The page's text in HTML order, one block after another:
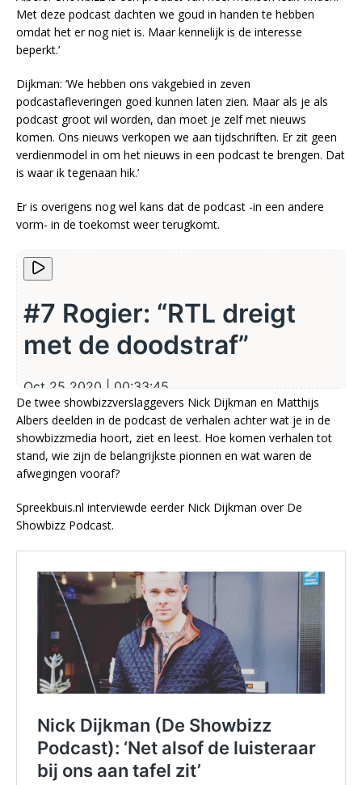
Met deze podcast dachten we goud in handen te hebben
omdat het er nog niet is. Maar kennelijk is de interesse
beperkt.’
Dijkman: ‘We hebben ons vakgebied in zeven
podcastafleveringen goed kunnen laten zien. Maar als je als
podcast groot wil worden, dan moet je zelf met nieuws
komen. Ons nieuws verkopen we aan tijdschriften. Er zit geen
verdienmodel in om het nieuws in een podcast te brengen. Dat
is waar ik tegenaan hik.’
Er is overigens nog wel kans dat de podcast -in een andere
vorm- in de toekomst weer terugkomt.
De twee showbizzverslaggevers Nick Dijkman en Matthijs
Albers deelden in de podcast de verhalen achter wat je in de
showbizzmedia hoort, ziet en leest. Hoe komen verhalen tot
stand, wie zijn de belangrijkste pionnen en wat waren de
afwegingen vooraf?
Spreekbuis.nl interviewde eerder Nick Dijkman over De
Showbizz Podcast.